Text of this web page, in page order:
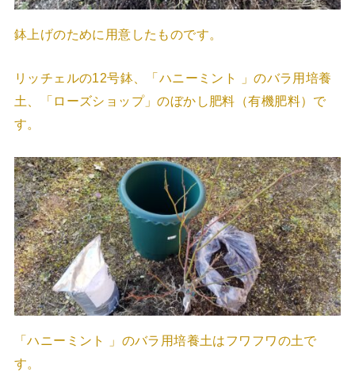
鉢上げのために用意したものです。
リッチェルの12号鉢、「ハニーミント 」のバラ用培養
土、「ローズショップ」のぼかし肥料（有機肥料）で
す。
「ハニーミント 」のバラ用培養土はフワフワの土で
す。